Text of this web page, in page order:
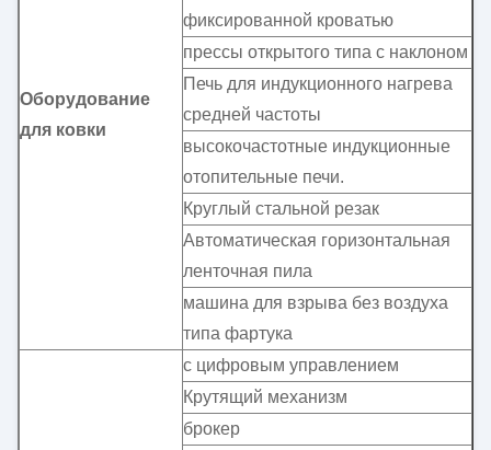
Оборудование
для ковки
фиксированной кроватью
прессы открытого типа с наклоном
Печь для индукционного нагрева
средней частоты
высокочастотные индукционные
отопительные печи.
Круглый стальной резак
Автоматическая горизонтальная
ленточная пила
машина для взрыва без воздуха
типа фартука
с цифровым управлением
Крутящий механизм
брокер